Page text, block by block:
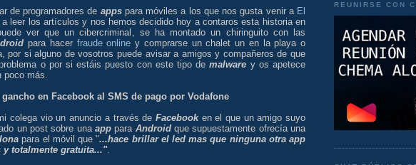
de programadores de appspara móviles a los que nos gusta venir a El
a leer los artículos y nos hemos decidido hoy a contaros esta historia en
ver que un cibercriminal, se ha montado un chiringuito con las
para hacer fraude online y comprarse un chalet un en la playa o
por si alguno de vosotros puede avisar a amigos y compañeros de que
o por si estáis puesto con este tipo demalware y os apetece
poco más.
gancho en Facebook al SMS de pago por Vodafone
colega vio un anuncio a través de Facebooken el que un amigo suyo
un post sobre una app para Androidque supuestamente ofrecía una
para el móvil que "...hace brillar el led mas que ninguna otra app
y totalmente gratuita...".
REUNIRSE CON